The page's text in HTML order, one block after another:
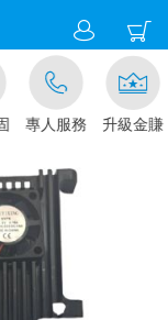
專人服務 升級金賺